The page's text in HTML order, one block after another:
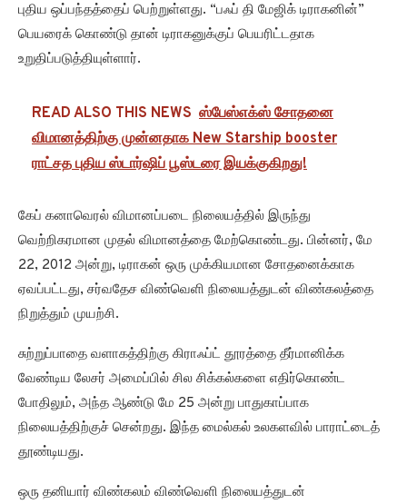
புதிய ஒப்பந்தத்தைப் பெற்றுள்ளது. “பஃப் தி மேஜிக் டிராகனின்”
பெயரைக் கொண்டு தான் டிராகனுக்குப் பெயரிட்டதாக
உறுதிப்படுத்தியுள்ளார்.
READ ALSO THIS NEWS ஸ்பேஸ்எக்ஸ் சோதனை
விமானத்திற்கு முன்னதாக New Starship booster
ராட்சத புதிய ஸ்டார்ஷிப் பூஸ்டரை இயக்குகிறது!
கேப் கனாவெரல் விமானப்படை நிலையத்தில் இருந்து
வெற்றிகரமான முதல் விமானத்தை மேற்கொண்டது. பின்னர், மே
22, 2012 அன்று, டிராகன் ஒரு முக்கியமான சோதனைக்காக
ஏவப்பட்டது, சர்வதேச விண்வெளி நிலையத்துடன் விண்கலத்தை
நிறுத்தும் முயற்சி.
சுற்றுப்பாதை வளாகத்திற்கு கிராஃப்ட் தூரத்தை தீர்மானிக்க
வேண்டிய லேசர் அமைப்பில் சில சிக்கல்களை எதிர்கொண்ட
போதிலும், அந்த ஆண்டு மே 25 அன்று பாதுகாப்பாக
நிலையத்திற்குச் சென்றது. இந்த மைல்கல் உலகளவில் பாராட்டைத்
தூண்டியது.
ஒரு தனியார் விண்கலம் விண்வெளி நிலையத்துடன்